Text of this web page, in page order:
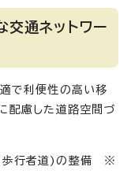
通ネットワー
で利便性の高い移
配慮した道路空間づ
(歩行者道)の整備 ※